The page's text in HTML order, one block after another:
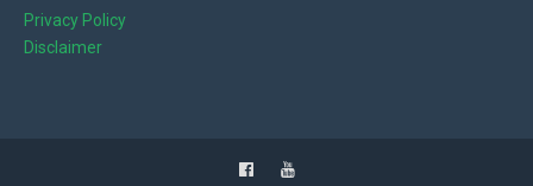
Privacy Policy
Disclaimer